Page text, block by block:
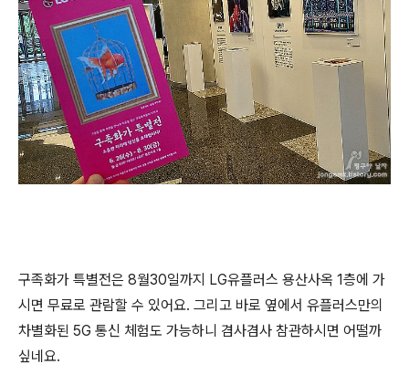
구족화가 특별전은 8월30일까지 LG유플러스 용산사옥 1층에 가
시면 무료로 관람할 수 있어요. 그리고 바로 옆에서 유플러스만의
차별화된 5G 통신 체험도 가능하니 겸사겸사 참관하시면 어떨까
싶네요.